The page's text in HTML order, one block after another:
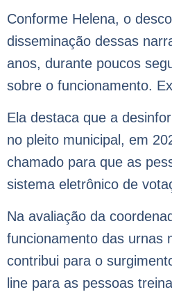
Conforme Helena, o
disseminação dessas
anos, durante poucos
sobre o funcionamento.
Ela destaca que a
no pleito municipal, em
chamado para que as
sistema eletrônico de
Na avaliação da
funcionamento das urnas
contribui para o
line para as pessoas